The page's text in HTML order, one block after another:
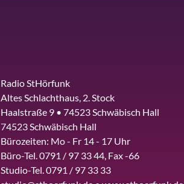
Radio StHörfunk
Altes Schlachthaus, 2. Stock
Haalstraße 9 • 74523 Schwäbisch Hall
74523 Schwäbisch Hall
Bürozeiten: Mo - Fr 14 - 17 Uhr
Büro-Tel. 0791 / 97 33 44, Fax -66
Studio-Tel. 0791 / 97 33 33